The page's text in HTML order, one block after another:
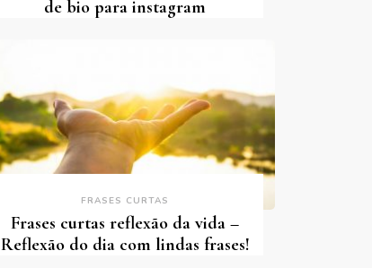
de bio para instagram
FRASES CURTAS
Frases curtas reflexão da vida –
Reflexão do dia com lindas frases!